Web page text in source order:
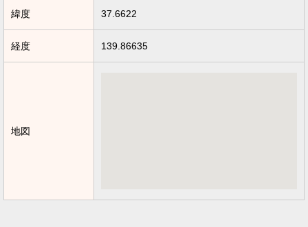
緯度 37.6622
経度 139.86635
地図